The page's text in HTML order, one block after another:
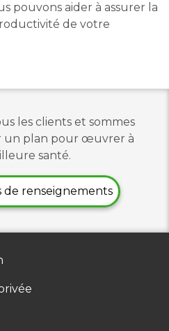
pouvons aider à assurer la
de votre
les clients et sommes
un plan pour œuvrer à
santé.
de renseignements